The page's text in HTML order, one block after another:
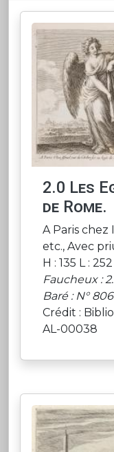
2.0 Les
de Rome.
A Paris chez
etc., Avec
H : 135 L : 252
Faucheux :
Baré : N° 806
Crédit :
AL-00038